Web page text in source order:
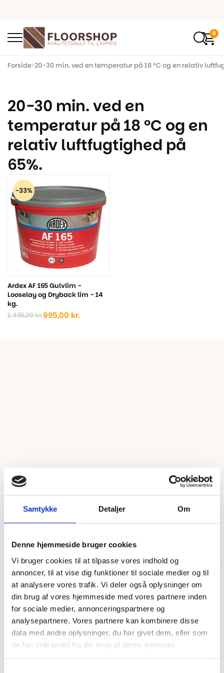
Samtykke Detaljer Om
Denne hjemmeside bruger cookies
Vi bruger cookies til at tilpasse vores indhold og
annoncer, til at vise dig funktioner til sociale medier og til
at analysere vores trafik. Vi deler også oplysninger om
din brug af vores hjemmeside med vores partnere inden
for sociale medier, annonceringspartnere og
analysepartnere. Vores partnere kan kombinere disse
data med andre oplysninger, du har givet dem, eller som
de har indsamlet fra din brug af deres tjenester.
0
Forside•20-30 min. ved en temperatur på 18 °C og en relativ
20-30 min. ved en
temperatur på 18 °C og en
relativ luftfugtighed på
65%.
-33%
Ardex AF 165 Gulvlim -
Looselay og Dryback lim - 14
kg.
1.495,00kr.
Den
995,00 kr.
Den
Prisgaranti
Vi har Danmarks billigste priser
på kvalitetsgulve!
Hurtig levering
Bestil inden kl. 15.00 – vi
afsender samme dag, når
varen er på lager.